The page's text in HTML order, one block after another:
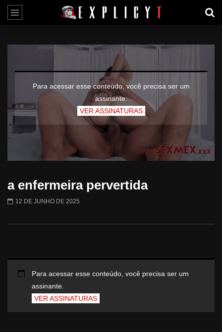
Para acessar esse conteúdo, você precisa ser um
assinante.
VER ASSINATURAS
a enfermeira pervertida
12 DE JUNHO DE 2025
Para acessar esse conteúdo, você precisa ser um
assinante.
VER ASSINATURAS